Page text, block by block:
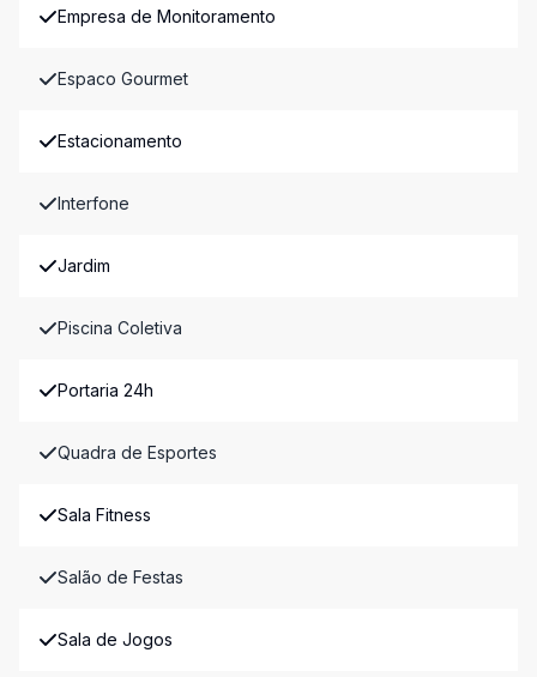
Empresa de Monitoramento
Espaco Gourmet
Estacionamento
Interfone
Jardim
Piscina Coletiva
Portaria 24h
Quadra de Esportes
Sala Fitness
Salão de Festas
Sala de Jogos